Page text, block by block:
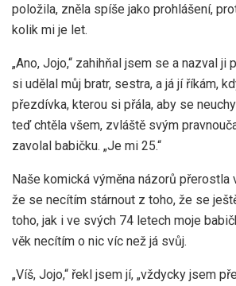
položila, zněla spíše jako prohlášení,
kolik mi je let.
„Ano, Jojo,“ zahihňal jsem se a nazval ji
si udělal můj bratr, sestra, a já jí říkám,
přezdívka, kterou si přála, aby se
teď chtěla všem, zvláště svým
zavolal babičku. „Je mi 25.“
Naše komická výměna názorů přerostla
že se necítím stárnout z toho, že se
toho, jak i ve svých 74 letech moje
věk necítím o nic víc než já svůj.
„Víš, Jojo,“ řekl jsem jí, „vždycky jsem